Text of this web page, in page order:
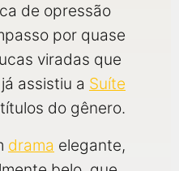
de opressão
por quase
viradas que
assistiu a Suíte
do gênero.
drama elegante,